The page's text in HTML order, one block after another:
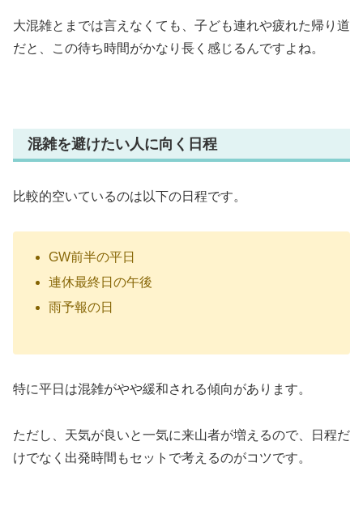
大混雑とまでは言えなくても、子ども連れや疲れた帰り道
だと、この待ち時間がかなり長く感じるんですよね。
混雑を避けたい人に向く日程
比較的空いているのは以下の日程です。
GW前半の平日
連休最終日の午後
雨予報の日
特に平日は混雑がやや緩和される傾向があります。
ただし、天気が良いと一気に来山者が増えるので、日程だ
けでなく出発時間もセットで考えるのがコツです。